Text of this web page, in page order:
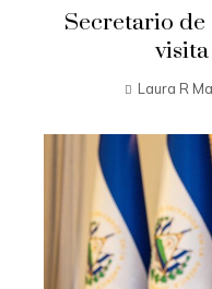
Secretario
Laura R